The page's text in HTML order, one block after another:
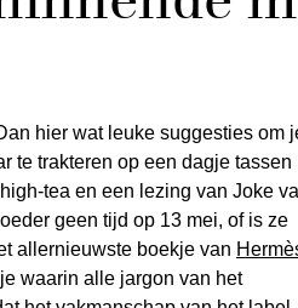
hier wat leuke suggesties om
te trakteren op een dagje tassen
tea en een lezing van Joke
geen tijd op 13 mei, of is ze
allernieuwste boekje van
waarin alle jargon van het